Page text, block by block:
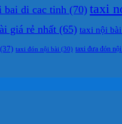
bai di cac tinh (70) taxi
giá rẻ nhất (65) taxi nội
(37) taxi đón nội bài (30) taxi đưa đón